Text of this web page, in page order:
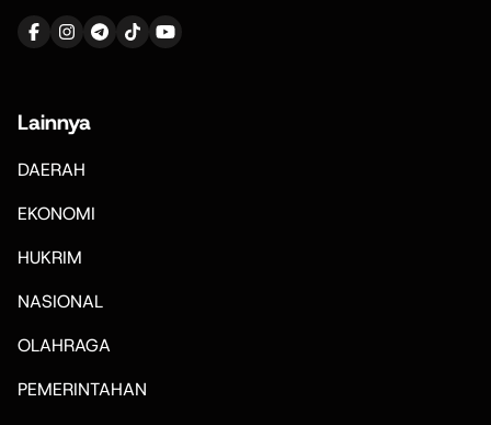
Lainnya
DAERAH
EKONOMI
HUKRIM
NASIONAL
OLAHRAGA
PEMERINTAHAN